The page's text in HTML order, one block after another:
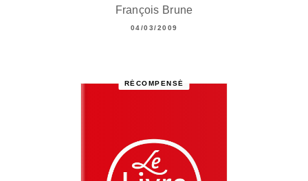
François Brune
04/03/2009
RÉCOMPENSÉ